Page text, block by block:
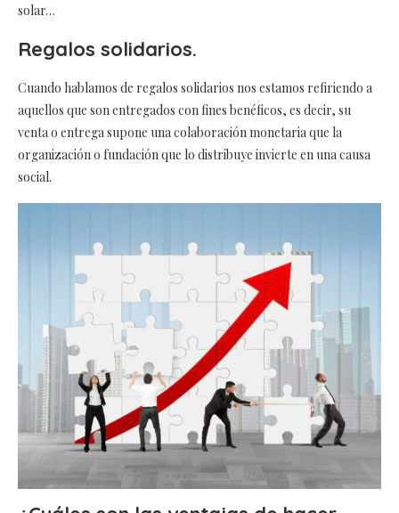
solar…
Regalos solidarios.
Cuando hablamos de regalos solidarios nos estamos refiriendo a
aquellos que son entregados con fines benéficos, es decir, su
venta o entrega supone una colaboración monetaria que la
organización o fundación que lo distribuye invierte en una causa
social.